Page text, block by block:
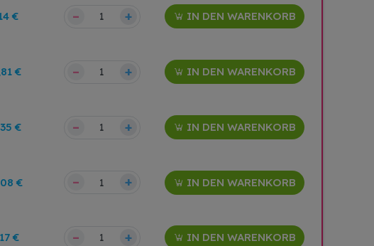
€ – + IN DEN WARENKORB
€ – + IN DEN WARENKORB
€ – + IN DEN WARENKORB
€ – + IN DEN WARENKORB
€ – + IN DEN WARENKORB